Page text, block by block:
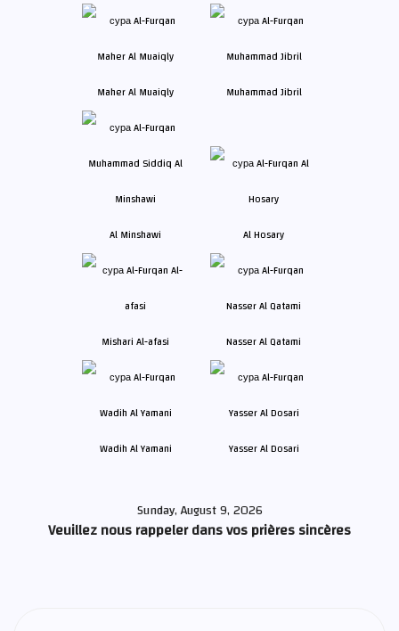
Maher Al Muaiqly Muhammad Jibril
Al Minshawi Al Hosary
Mishari Al-afasi Nasser Al Qatami
Wadih Al Yamani Yasser Al Dosari
Sunday, August 9, 2026
Veuillez nous rappeler dans vos prières sincères